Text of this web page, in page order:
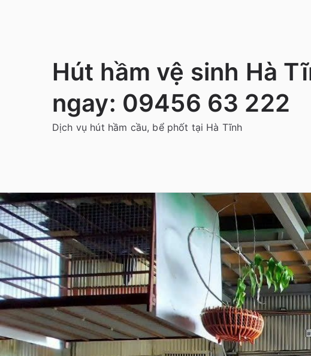
Hút hầm vệ sinh Hà
ngay: 09456 63 222
Dịch vụ hút hầm cầu, bể phốt tại Hà Tĩnh